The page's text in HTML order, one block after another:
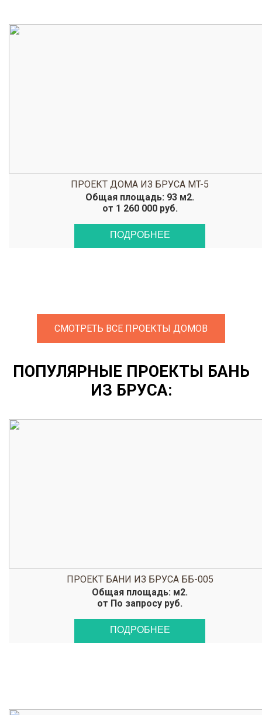
ПРОЕКТ ДОМА ИЗ БРУСА MT-5
Общая площадь: 93 м2.
от 1 260 000 руб.
ПОДРОБНЕЕ
СМОТРЕТЬ ВСЕ ПРОЕКТЫ ДОМОВ
ПОПУЛЯРНЫЕ ПРОЕКТЫ БАНЬ
ИЗ БРУСА:
ПРОЕКТ БАНИ ИЗ БРУСА ББ-005
Общая площадь: м2.
от По запросу руб.
ПОДРОБНЕЕ